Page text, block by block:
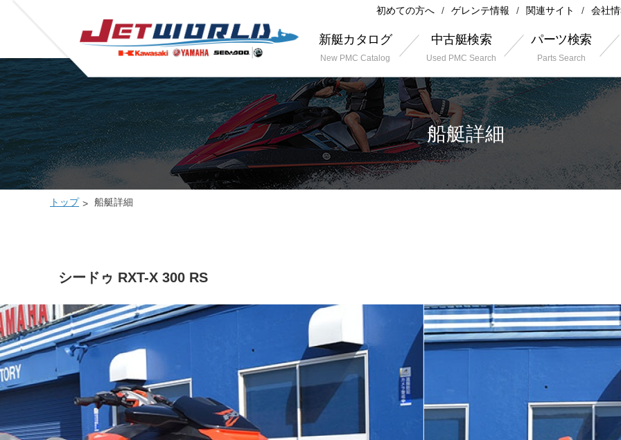
初めての方へ ゲレンテ情報 関連サイト 会社
新艇カタログ
New PMC Catalog
中古艇検索
Used PMC Search
パーツ検索
Parts Search
船艇詳細
トップ 船艇詳細
シードゥ RXT-X 300 RS